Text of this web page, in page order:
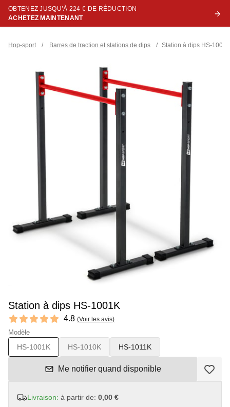
OBTENEZ JUSQU’À 224 € DE RÉDUCTION
ACHETEZ MAINTENANT
Hop-sport / Barres de traction et stations de dips / Station à dips HS-1001K
Station à dips HS-1001K
Reviews
4.8 out of 5 stars 4.8 (Voir les avis)
Modèle
HS-1001K HS-1010K HS-1011K
Me notifier quand disponible
Livraison: à partir de: 0,00 €